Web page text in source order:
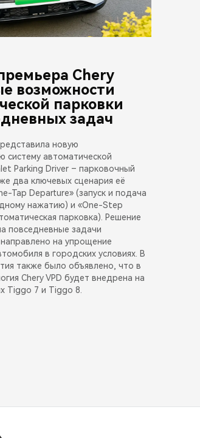
Chery
возможности
парковки
задач
новую
систему автоматической
Parking Driver – парковочный
два ключевых сценария её
Tap Departure» (запуск и подача
нажатию) и «One-Step
парковка). Решение
повседневные задачи
на упрощение
в городских условиях. В
также было объявлено, что в
Chery VPD будет внедрена на
Tiggo 7 и Tiggo 8.